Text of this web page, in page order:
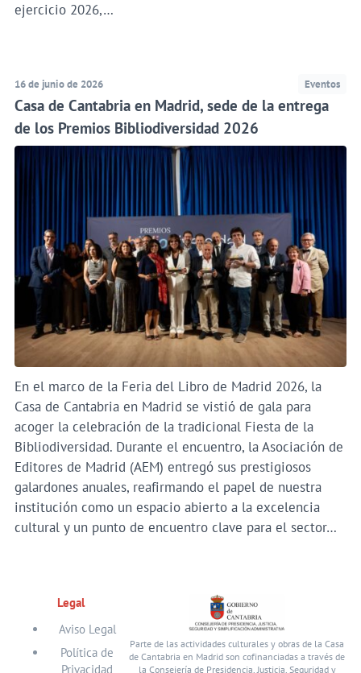
ejercicio 2026,…
16 de junio de 2026 Eventos
Casa de Cantabria en Madrid, sede de la entrega
de los Premios Bibliodiversidad 2026
En el marco de la Feria del Libro de Madrid 2026, la
Casa de Cantabria en Madrid se vistió de gala para
acoger la celebración de la tradicional Fiesta de la
Bibliodiversidad. Durante el encuentro, la Asociación de
Editores de Madrid (AEM) entregó sus prestigiosos
galardones anuales, reafirmando el papel de nuestra
institución como un espacio abierto a la excelencia
cultural y un punto de encuentro clave para el sector…
Legal
Aviso Legal
Política de
Privacidad
Parte de las actividades culturales y obras de la Casa
de Cantabria en Madrid son cofinanciadas a través de
la Consejería de Presidencia, Justicia, Seguridad y